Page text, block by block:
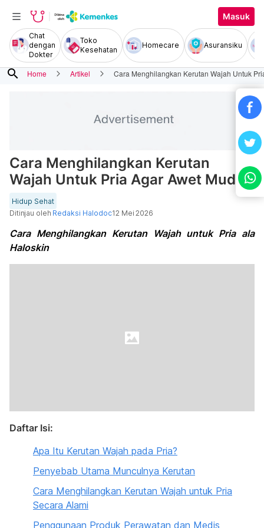
Masuk
Chat
dengan
Dokter
Toko
Kesehatan
Homecare Asuransiku
search Home Artikel Cara Menghilangkan Kerutan Wajah Untuk
Cara Menghilangkan Kerutan
Wajah Untuk Pria Agar Awet Muda
Hidup Sehat
Ditinjau oleh Redaksi Halodoc12 Mei 2026
Cara Menghilangkan Kerutan Wajah untuk Pria ala
Haloskin
Daftar Isi:
Apa Itu Kerutan Wajah pada Pria?
Penyebab Utama Munculnya Kerutan
Cara Menghilangkan Kerutan Wajah untuk Pria
Secara Alami
Penggunaan Produk Perawatan dan Medis